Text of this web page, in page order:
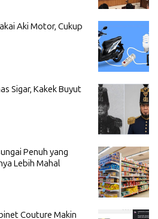
Aki Motor, Cukup
Sigar, Kakek Buyut
Penuh yang
Lebih Mahal
Couture Makin